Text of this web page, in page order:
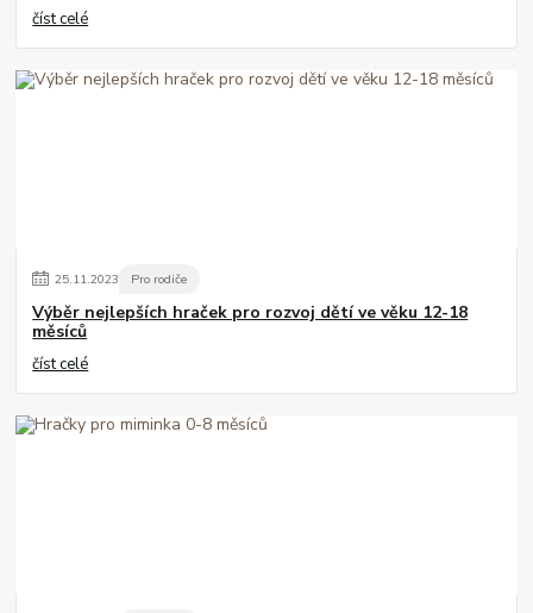
číst celé
25.11.2023 Pro rodiče
Výběr nejlepších hraček pro rozvoj dětí ve věku 12-18
měsíců
číst celé